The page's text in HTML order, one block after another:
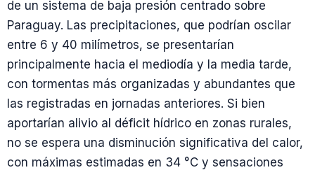
de un sistema de baja presión centrado sobre
Paraguay. Las precipitaciones, que podrían oscilar
entre 6 y 40 milímetros, se presentarían
principalmente hacia el mediodía y la media tarde,
con tormentas más organizadas y abundantes que
las registradas en jornadas anteriores. Si bien
aportarían alivio al déficit hídrico en zonas rurales,
no se espera una disminución significativa del calor,
con máximas estimadas en 34 °C y sensaciones